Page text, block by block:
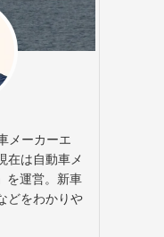
メーカーエ
在は自動車メ
を運営。新車
どをわかりや